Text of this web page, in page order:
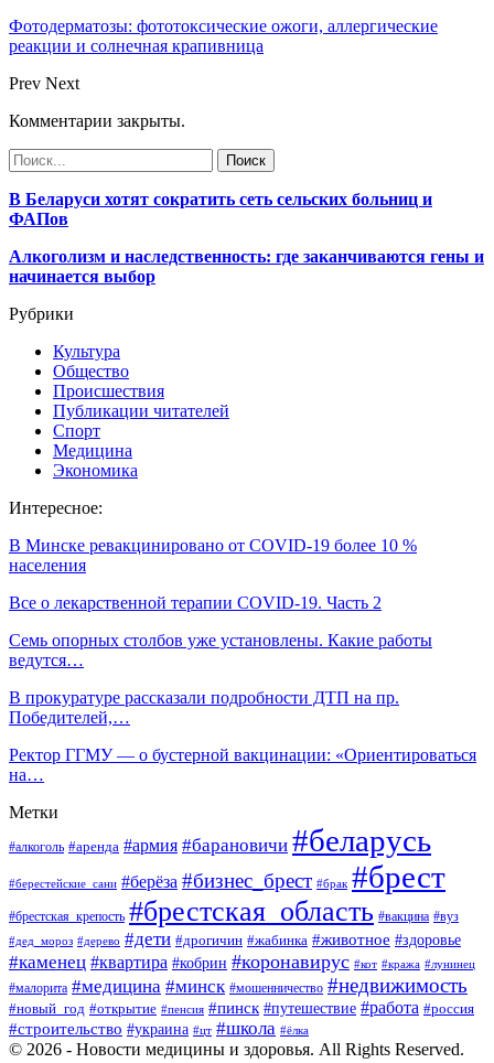
Фотодерматозы: фототоксические ожоги, аллергические
реакции и солнечная крапивница
Prev Next
Комментарии закрыты.
В Беларуси хотят сократить сеть сельских больниц и
ФАПов
Алкоголизм и наследственность: где заканчиваются гены и
начинается выбор
Рубрики
Культура
Общество
Происшествия
Публикации читателей
Спорт
Медицина
Экономика
Интересное:
В Минске ревакцинировано от COVID-19 более 10 %
населения
Все о лекарственной терапии COVID-19. Часть 2
Семь опорных столбов уже установлены. Какие работы
ведутся…
В прокуратуре рассказали подробности ДТП на пр.
Победителей,…
Ректор ГГМУ — о бустерной вакцинации: «Ориентироваться
на…
Метки
#алкоголь #аренда #армия #барановичи #беларусь
#берестейские_сани #берёза #бизнес_брест #брак #брест
#брестская_крепость #брестская_область #вакцина #вуз
#дед_мороз #дерево #дети #дрогичин #жабинка #животное #здоровье
#каменец #квартира #кобрин #коронавирус #кот #кража #лунинец
#малорита #медицина #минск #мошенничество #недвижимость
#новый_год #открытие #пенсия #пинск #путешествие #работа #россия
#строительство #украина #цт #школа #ёлка
© 2026 - Новости медицины и здоровья. All Rights Reserved.